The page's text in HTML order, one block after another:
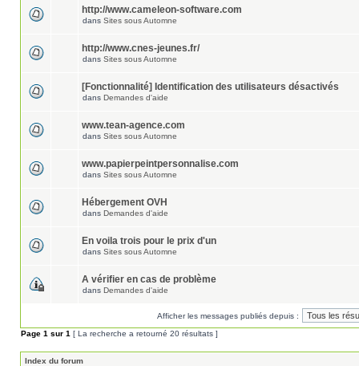
http://www.cameleon-software.com
dans Sites sous Automne
http://www.cnes-jeunes.fr/
dans Sites sous Automne
[Fonctionnalité] Identification des utilisateurs désactivés
dans Demandes d'aide
www.tean-agence.com
dans Sites sous Automne
www.papierpeintpersonnalise.com
dans Sites sous Automne
Hébergement OVH
dans Demandes d'aide
En voila trois pour le prix d'un
dans Sites sous Automne
A vérifier en cas de problème
dans Demandes d'aide
Afficher les messages publiés depuis :
Page 1 sur 1 [ La recherche a retourné 20 résultats ]
Index du forum